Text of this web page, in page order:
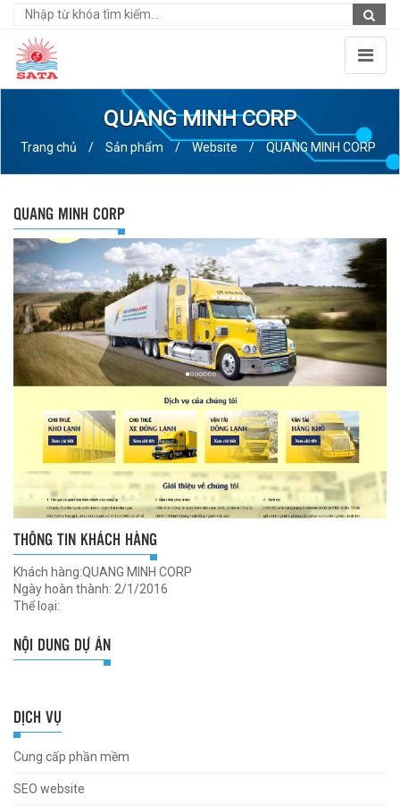
QUANG MINH CORP
Trang chủ / Sản phẩm / Website / QUANG MINH CORP
QUANG MINH CORP
THÔNG TIN KHÁCH HÀNG
Khách hàng:QUANG MINH CORP
Ngày hoàn thành: 2/1/2016
Thể loại:
NỘI DUNG DỰ ÁN
DỊCH VỤ
Cung cấp phần mềm
SEO website